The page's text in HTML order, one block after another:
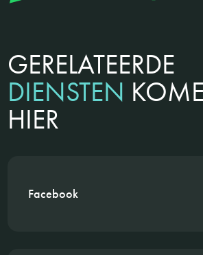
GERELATEERDE
DIENSTEN
HIER
Facebook